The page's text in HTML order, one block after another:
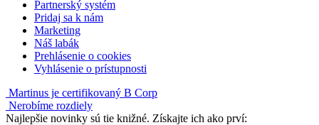
Partnerský systém
Pridaj sa k nám
Marketing
Náš labák
Prehlásenie o cookies
Vyhlásenie o prístupnosti
Martinus je certifikovaný B Corp
Nerobíme rozdiely
Najlepšie novinky sú tie knižné. Získajte ich ako prví: